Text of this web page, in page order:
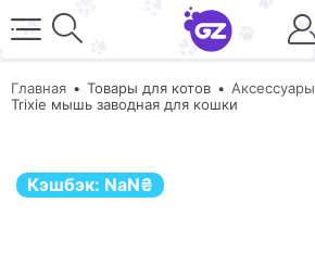
Главная Товары для котов Аксессуары
Trixie мышь заводная для кошки
Кэшбэк: NaN₴